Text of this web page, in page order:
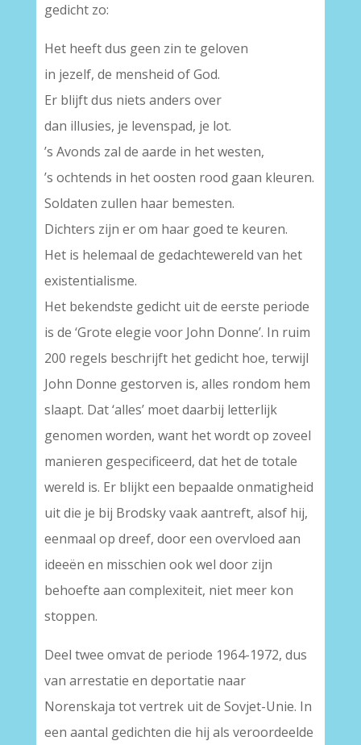
gedicht zo:
Het heeft dus geen zin te geloven
in jezelf, de mensheid of God.
Er blijft dus niets anders over
dan illusies, je levenspad, je lot.
’s Avonds zal de aarde in het westen,
’s ochtends in het oosten rood gaan kleuren.
Soldaten zullen haar bemesten.
Dichters zijn er om haar goed te keuren.
Het is helemaal de gedachtewereld van het
existentialisme.
Het bekendste gedicht uit de eerste periode
is de ‘Grote elegie voor John Donne’. In ruim
200 regels beschrijft het gedicht hoe, terwijl
John Donne gestorven is, alles rondom hem
slaapt. Dat ‘alles’ moet daarbij letterlijk
genomen worden, want het wordt op zoveel
manieren gespecificeerd, dat het de totale
wereld is. Er blijkt een bepaalde onmatigheid
uit die je bij Brodsky vaak aantreft, alsof hij,
eenmaal op dreef, door een overvloed aan
ideeën en misschien ook wel door zijn
behoefte aan complexiteit, niet meer kon
stoppen.
Deel twee omvat de periode 1964-1972, dus
van arrestatie en deportatie naar
Norenskaja tot vertrek uit de Sovjet-Unie. In
een aantal gedichten die hij als veroordeelde